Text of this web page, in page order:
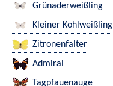
Grünaderweißling
Kleiner Kohlweißling
Zitronenfalter
Admiral
Tagpfauenauge